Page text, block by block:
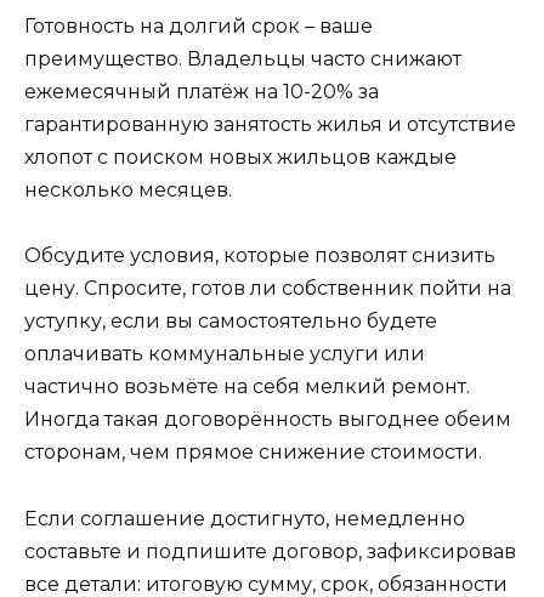
Готовность на долгий срок – ваше
преимущество. Владельцы часто снижают
ежемесячный платёж на 10-20% за
гарантированную занятость жилья и отсутствие
хлопот с поиском новых жильцов каждые
несколько месяцев.
Обсудите условия, которые позволят снизить
цену. Спросите, готов ли собственник пойти на
уступку, если вы самостоятельно будете
оплачивать коммунальные услуги или
частично возьмёте на себя мелкий ремонт.
Иногда такая договорённость выгоднее обеим
сторонам, чем прямое снижение стоимости.
Если соглашение достигнуто, немедленно
составьте и подпишите договор, зафиксировав
все детали: итоговую сумму, срок, обязанности